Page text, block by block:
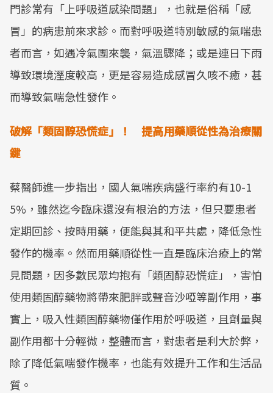
門診常有「上呼吸道感染問題」，也就是俗稱「感
冒」的病患前來求診。而對呼吸道特別敏感的氣喘患
者而言，如遇冷氣團來襲，氣溫驟降；或是連日下雨
導致環境溼度較高，更是容易造成感冒久咳不癒，甚
而導致氣喘急性發作。
破解「類固醇恐慌症」！ 提高用藥順從性為治療關
鍵
蔡醫師進一步指出，國人氣喘疾病盛行率約有10-1
5%，雖然迄今臨床還沒有根治的方法，但只要患者
定期回診、按時用藥，便能與其和平共處，降低急性
發作的機率。然而用藥順從性一直是臨床治療上的常
見問題，因多數民眾均抱有「類固醇恐慌症」，害怕
使用類固醇藥物將帶來肥胖或聲音沙啞等副作用，事
實上，吸入性類固醇藥物僅作用於呼吸道，且劑量與
副作用都十分輕微，整體而言，對患者是利大於弊，
除了降低氣喘發作機率，也能有效提升工作和生活品
質。